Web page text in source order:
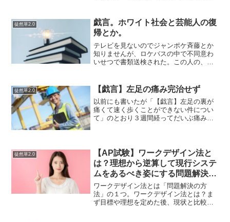
ん、正しく伝わらないというか、共感を
得られないものだと思います...
徒然草2.0
戯言。ホワイト社会と芸能人の復
帰とか。
テレビを見ないのでジャンポケ斉藤とか
知りませんが、ロケバスの中で不同意わ
いせつで書類送検された。この人の、い
リーンなイメージでしたけど性の観点か
らは逆だったことにギャッ...
徒然草2.0 【戯言】左足の痛み完治せず
以前にも書いたが「【戯言】左足の裏が
痛くて速く歩くことができない件につい
て」のとおり３週間経ってだいぶ痛みが
キングの最中になったら、...
徒然草2.0
【AP試験】ワークデザイン法と
は？理想から逆算して現行システ
ムをあるべき姿にする問題解決の
方法。
ワークデザイン法とは「問題解決の方
法」の１つ。ワークデザイン法とは？ま
ず目標や理想を定めた後、現状と比較し